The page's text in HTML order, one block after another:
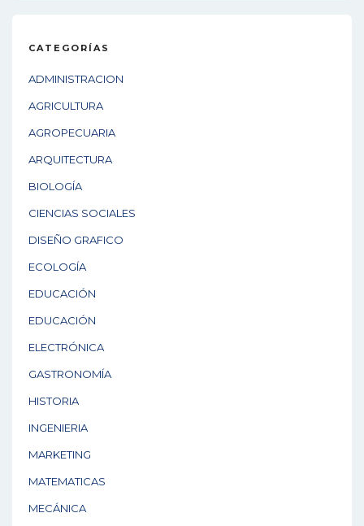
CATEGORÍAS
ADMINISTRACION
AGRICULTURA
AGROPECUARIA
ARQUITECTURA
BIOLOGÍA
CIENCIAS SOCIALES
DISEÑO GRAFICO
ECOLOGÍA
EDUCACIÓN
EDUCACIÓN
ELECTRÓNICA
GASTRONOMÍA
HISTORIA
INGENIERIA
MARKETING
MATEMATICAS
MECÁNICA